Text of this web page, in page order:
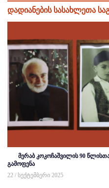
დადიანების სასახლეთა
მერაბ კოკოჩაშვილის 90
გამოფენა
22 / სექტემბერი 2025